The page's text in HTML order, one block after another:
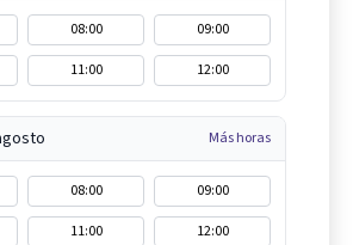
08:00
09:00
11:00 12:00
Más horas
08:00
09:00
11:00 12:00